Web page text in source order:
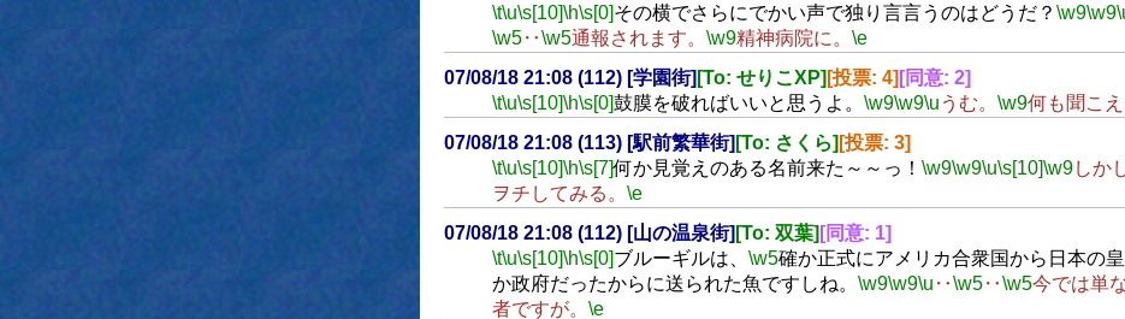
\t\u\s[10]\h\s[0]その横でさらにでかい声で独り言言うのはどうだ？ \w9\w9
\w5‥\w5通報されます。 \w9精神病院に。 \e
07/08/18 21:08 (112) [学園街] [To: せりこXP] [投票: 4] [同意: 2]
\t\u\s[10]\h\s[0]鼓膜を破ればいいと思うよ。 \w9\w9\u うむ。 \w9何も聞こえ
07/08/18 21:08 (113) [駅前繁華街] [To: さくら] [投票: 3]
\t\u\s[10]\h\s[7]何か見覚えのある名前来た～～っ！ \w9\w9\u\s[10]\w9しか
ヲチしてみる。 \e
07/08/18 21:08 (112) [山の温泉街] [To: 双葉] [同意: 1]
\t\u\s[10]\h\s[0]ブルーギルは、 \w5確か正式にアメリカ合衆国から日本の
か政府だったからに送られた魚ですしね。 \w9\w9\u ‥\w5‥\w5今では単
者ですが。 \e